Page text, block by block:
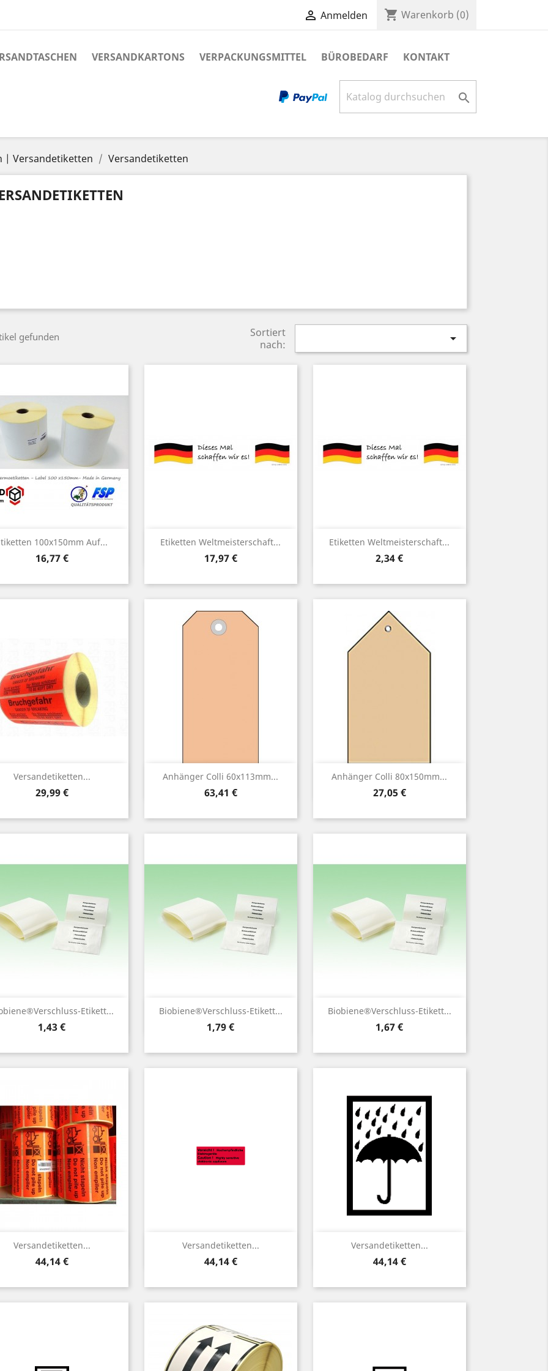
 Anmelden shopping_cart Warenkorb (0)
VERSANDKARTONS VERPACKUNGSMITTEL BÜROBEDARF KONTAKT

| Versandetiketten Versandetiketten
gefunden
Sortiert
nach:

100x150mm Auf...
Preis
16,77 €
Vorschau Etiketten Weltmeisterschaft...
Preis
17,97 €
Vorschau Etiketten Weltmeisterschaft...
Preis
2,34 €
Vorschau
Versandetiketten...
Preis
29,99 €
Vorschau Anhänger Colli 60x113mm...
Preis
63,41 €
 Vorschau Anhänger Colli 80x150mm...
Preis
27,05 €
 Vorschau
Etikett...
Preis
1,43 €
Vorschau Biobiene®Verschluss-Etikett...
Preis
1,79 €
Vorschau Biobiene®Verschluss-Etikett...
Preis
1,67 €
Vorschau
Versandetiketten...
Preis
44,14 €
Vorschau Versandetiketten...
Preis
44,14 €
Vorschau Versandetiketten...
Preis
44,14 €
Vorschau